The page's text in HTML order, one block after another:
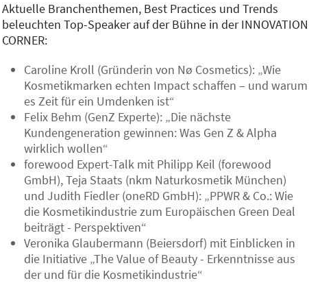
Aktuelle Branchenthemen, Best Practices und Trends
beleuchten Top-Speaker auf der Bühne in der INNOVATION
CORNER:
Caroline Kroll (Gründerin von Nø Cosmetics): „Wie
Kosmetikmarken echten Impact schaffen – und warum
es Zeit für ein Umdenken ist“
Felix Behm (GenZ Experte): „Die nächste
Kundengeneration gewinnen: Was Gen Z & Alpha
wirklich wollen“
forewood Expert-Talk mit Philipp Keil (forewood
GmbH), Teja Staats (nkm Naturkosmetik München)
und Judith Fiedler (oneRD GmbH): „PPWR & Co.: Wie
die Kosmetikindustrie zum Europäischen Green Deal
beiträgt - Perspektiven“
Veronika Glaubermann (Beiersdorf) mit Einblicken in
die Initiative „The Value of Beauty - Erkenntnisse aus
der und für die Kosmetikindustrie“